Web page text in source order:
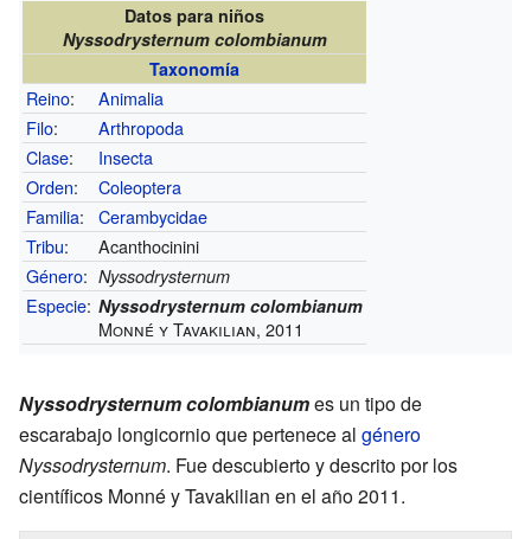
Datos para niños
Nyssodrysternum colombianum
Taxonomía
Reino:
Animalia
Filo:
Arthropoda
Clase:
Insecta
Orden:
Coleoptera
Familia:
Cerambycidae
Tribu:
Acanthocinini
Género: Nyssodrysternum
Especie: Nyssodrysternum colombianum
Monné y Tavakilian, 2011
Nyssodrysternum colombianumes un tipo de
escarabajo longicornio que pertenece al género
Nyssodrysternum. Fue descubierto y descrito por los
científicos Monné y Tavakilian en el año 2011.